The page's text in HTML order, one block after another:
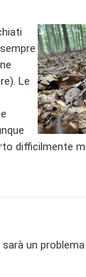
Le
difficilmente
un